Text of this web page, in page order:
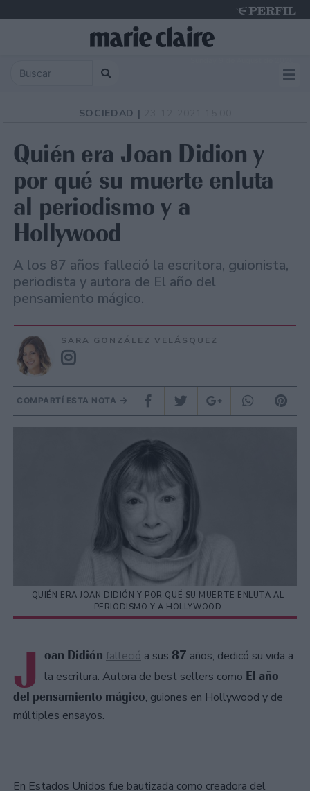
SOCIEDAD |
Quién era Joan Didion y
por qué su muerte enluta
al periodismo y a
Hollywood
A los 87 años falleció la escritora, guionista,
periodista y autora de El año del
pensamiento mágico.
SARA GONZÁLEZ VELÁSQUEZ
COMPARTÍ ESTA NOTA
QUIÉN ERA JOAN DIDIÓN Y POR QUÉ SU MUERTE ENLUTA AL
PERIODISMO Y A HOLLYWOOD
J oan Didión falleció a sus 87 años, dedicó su vida a
la escritura. Autora de best sellers como El año
del pensamiento mágico, guiones en Hollywood y de
múltiples ensayos.
En Estados Unidos fue bautizada como creadora del